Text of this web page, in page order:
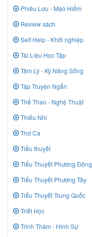
Phiêu Lưu - Mạo Hiểm
Review sách
Self Help - Khởi nghiệp
Tài Liệu Học Tập
Tâm Lý - Kỹ Năng Sống
Tập Truyện Ngắn
Thể Thao - Nghệ Thuật
Thiếu Nhi
Thơ Ca
Tiểu thuyết
Tiểu Thuyết Phương Đông
Tiểu Thuyết Phương Tây
Tiểu Thuyết Trung Quốc
Triết Học
Trinh Thám - Hình Sự